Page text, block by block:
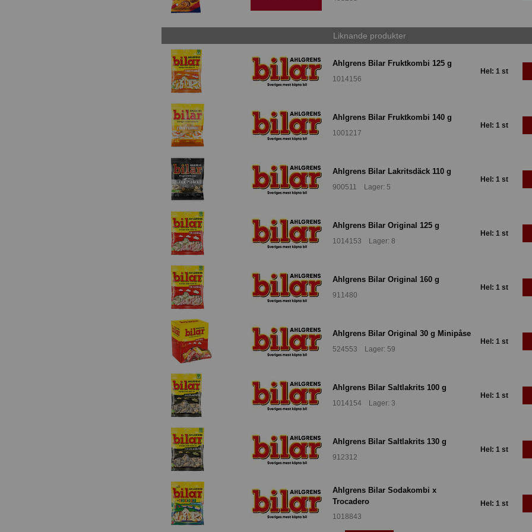
Liknande produkter
Ahlgrens Bilar Fruktkombi 125 g
1014156
Hel: 1 st
Ahlgrens Bilar Fruktkombi 140 g
1001217
Hel: 1 st
Ahlgrens Bilar Lakritsdäck 110 g
900511 Lager: 5
Hel: 1 st
Ahlgrens Bilar Original 125 g
1014153 Lager: 8
Hel: 1 st
Ahlgrens Bilar Original 160 g
911480
Hel: 1 st
Ahlgrens Bilar Original 30 g Minipåse
524553 Lager: 59
Hel: 1 st
Ahlgrens Bilar Saltlakrits 100 g
1014154 Lager: 3
Hel: 1 st
Ahlgrens Bilar Saltlakrits 130 g
912312
Hel: 1 st
Ahlgrens Bilar Sodakombi x
Trocadero
1018843
Hel: 1 st